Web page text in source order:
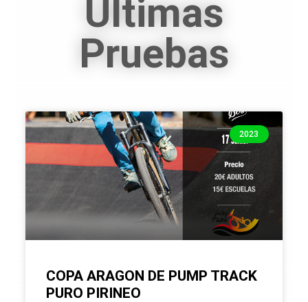
Últimas
Pruebas
2023
COPA ARAGON DE PUMP TRACK
PURO PIRINEO